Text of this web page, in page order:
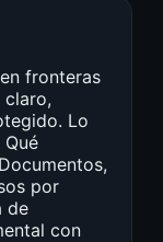
fronteras
claro,
Lo
por
de
con